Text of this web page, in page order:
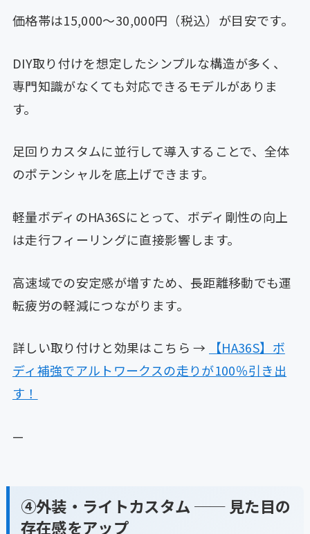
価格帯は15,000〜30,000円（税込）が目安です。
DIY取り付けを想定したシンプルな構造が多く、
専門知識がなくても対応できるモデルがありま
す。
足回りカスタムに並行して導入することで、全体
のポテンシャルを底上げできます。
軽量ボディのHA36Sにとって、ボディ剛性の向上
は走行フィーリングに直接影響します。
高速域での安定感が増すため、長距離移動でも運
転疲労の軽減につながります。
詳しい取り付けと効果はこちら →
【HA36S】ボ
ディ補強でアルトワークスの走りが100％引き出
す！
—
④外装・ライトカスタム ── 見た目の
存在感をアップ